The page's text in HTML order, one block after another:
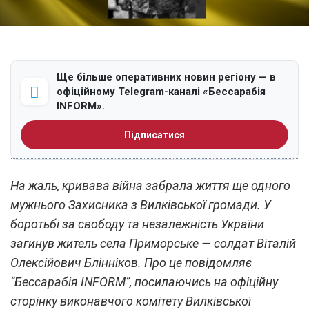
Ще більше оперативних новин регіону — в
офіційному Telegram-каналі «Бессарабія
INFORM».
Підписатися
На жаль, кривава війна забрала життя ще одного
мужнього Захисника з Вилківської громади. У
боротьбі за свободу та незалежність України
загинув житель села Приморське — солдат Віталій
Олексійович Блінніков. Про це повідомляє
“Бессарабія INFORM”, посилаючись на офіційну
сторінку виконавчого комітету Вилківської